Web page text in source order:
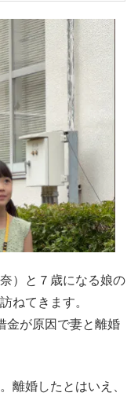
）と７歳になる娘の
ねてきます。
金が原因で妻と離婚
離婚したとはいえ、